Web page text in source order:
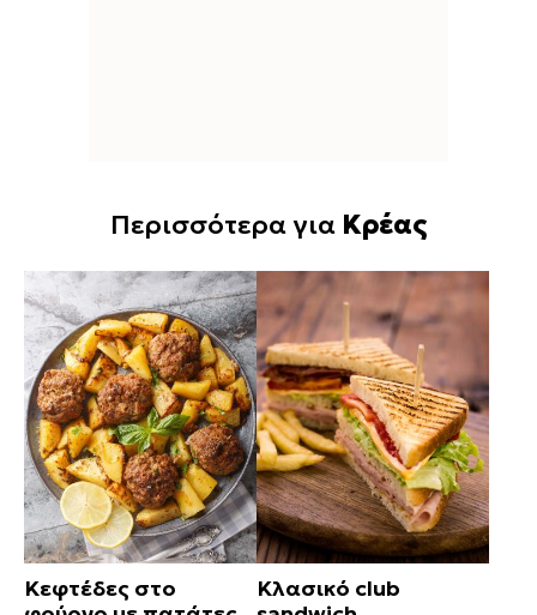
Περισσότερα για Κρέας
Κεφτέδες στο
Κλασικό club